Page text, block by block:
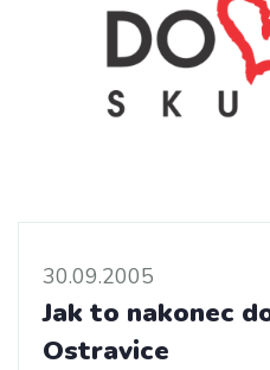
30.09.2005
Jak to nakonec
Ostravice